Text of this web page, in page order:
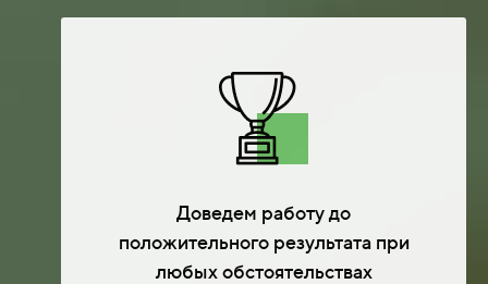
Доведем работу до
положительного результата при
любых обстоятельствах